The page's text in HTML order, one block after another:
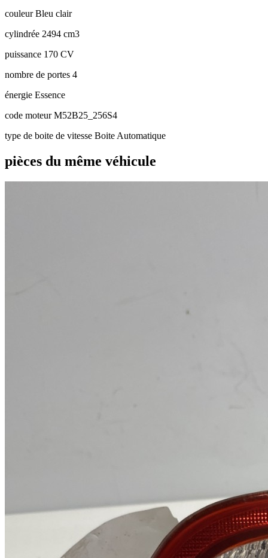
couleurBleu clair
cylindrée 2494 cm3
puissance 170 CV
nombre de portes 4
énergie Essence
code moteurM52B25_256S4
type de boite de vitesse Boite Automatique
pièces du même véhicule